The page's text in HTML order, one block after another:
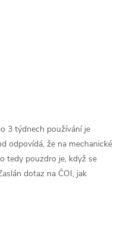
3 týdnech používání je
odpovídá, že na mechanické
tedy pouzdro je, když se
dotaz na ČOI, jak